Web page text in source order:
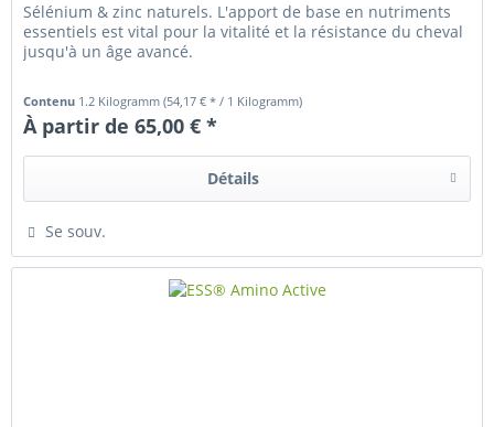
Sélénium & zinc naturels. L'apport de base en nutriments
essentiels est vital pour la vitalité et la résistance du cheval
jusqu'à un âge avancé.
Contenu 1.2 Kilogramm(54,17 € * / 1 Kilogramm)
À partir de 65,00 € *
Détails
Se souv.